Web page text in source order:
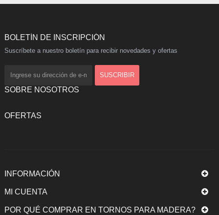
BOLETÍN DE INSCRIPCIÓN
Suscríbete a nuestro boletín para recibir novedades y ofertas
SOBRE NOSOTROS
OFERTAS
INFORMACIÓN
MI CUENTA
POR QUÉ COMPRAR EN TORNOS PARA MADERA?